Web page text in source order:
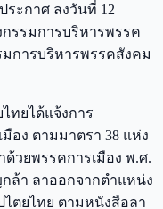
ระกาศ ลงวันที่ 12
กรรมการบริหารพรรค
การบริหารพรรคสังคม
ทยได้แจ้งการ
อง ตามมาตรา 38 แห่ง
วยพรรคการเมือง พ.ศ.
ล้า ลาออกจากตำแหน่ง
ตยไทย ตามหนังสือลา